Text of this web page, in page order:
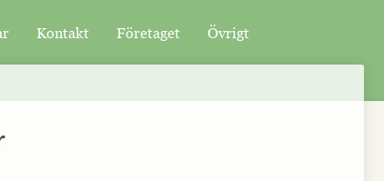
Kontakt Företaget Övrigt